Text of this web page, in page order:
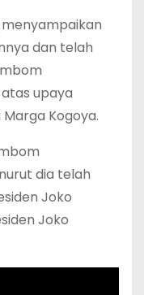
dan telah
upaya
Kogoya.
dia telah
Joko
Joko